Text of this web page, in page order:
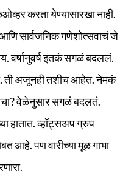
करता येण्यासारखा नाही.
सार्वजनिक गणेशोत्सवाचं जे
वर्षानुवर्ष इतकं सगळं बदललं.
ती अजूनही तशीच आहेत. नेमकं
वेळेनुसार सगळं बदलतं.
हातात. व्हॉट्सअप ग्रुप
आहे. पण वारीच्या मूळ गाभा